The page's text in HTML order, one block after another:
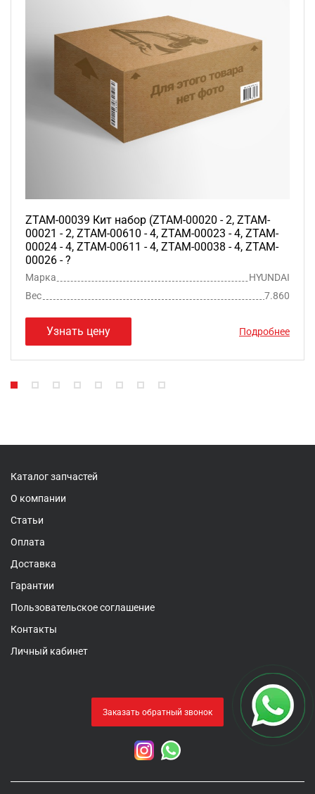
ZTAM-00039 Кит набор (ZTAM-00020 - 2, ZTAM-
00021 - 2, ZTAM-00610 - 4, ZTAM-00023 - 4, ZTAM-
00024 - 4, ZTAM-00611 - 4, ZTAM-00038 - 4, ZTAM-
00026 - ?
Марка
HYUNDAI
Вес
7.860
Узнать цену Подробнее
Каталог запчастей
О компании
Статьи
Оплата
Доставка
Гарантии
Пользовательское соглашение
Контакты
Личный кабинет
Заказать обратный звонок